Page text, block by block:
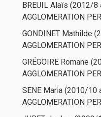
BREUIL Alaïs
AGGLOMERATION
GONDINET Mathilde
AGGLOMERATION
GRÉGOIRE
AGGLOMERATION
SENE Maria
AGGLOMERATION